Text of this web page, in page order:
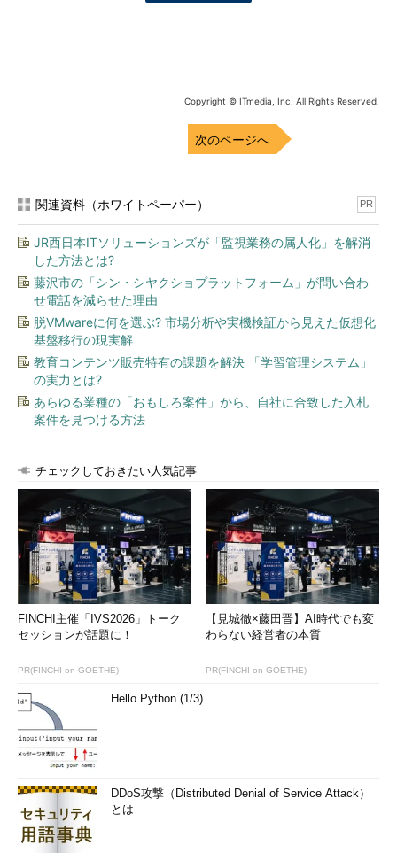
Copyright © ITmedia, Inc. All Rights Reserved.
次のページへ
関連資料（ホワイトペーパー） PR
JR西日本ITソリューションズが「監視業務の属人化」を解消
した方法とは?
藤沢市の「シン・シヤクショプラットフォーム」が問い合わ
せ電話を減らせた理由
脱VMwareに何を選ぶ? 市場分析や実機検証から見えた仮想化
基盤移行の現実解
教育コンテンツ販売特有の課題を解決 「学習管理システム」
の実力とは?
あらゆる業種の「おもしろ案件」から、自社に合致した入札
案件を見つける方法
チェックしておきたい人気記事
FINCHI主催「IVS2026」トーク
セッションが話題に！
PR(FINCHI on GOETHE)
【見城徹×藤田晋】AI時代でも変
わらない経営者の本質
PR(FINCHI on GOETHE)
Hello Python (1/3)
DDoS攻撃（Distributed Denial of Service Attack）
とは